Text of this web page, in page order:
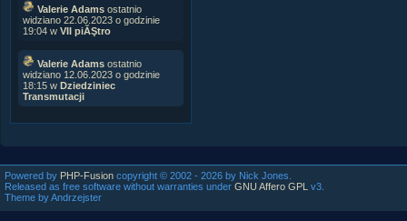
Valerie Adams ostatnio
widziano 22.06.2023 o godzinie
19:04 w VII piĂŞtro
Valerie Adams ostatnio
widziano 12.06.2023 o godzinie
18:15 w Dziedziniec
Transmutacji
Powered by PHP-Fusion copyright © 2002 - 2026 by Nick Jones.
Released as free software without warranties under GNU Affero GPL
v3.
Theme by Andrzejster